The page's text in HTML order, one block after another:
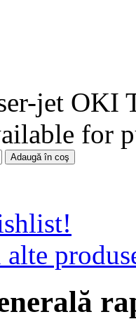
jet OKI
for
Adaugă în coş
alte